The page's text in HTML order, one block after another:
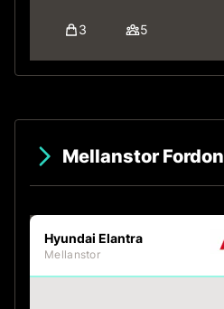
3 5
Mellanstor Fordon
Hyundai Elantra
Mellanstor